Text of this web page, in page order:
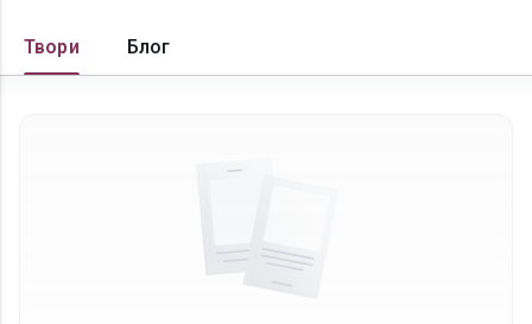
Твори Блог